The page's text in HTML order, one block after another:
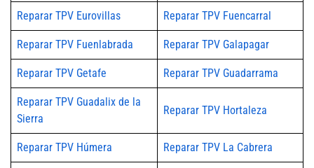
Reparar TPV Eurovillas Reparar TPV Fuencarral
Reparar TPV Fuenlabrada Reparar TPV Galapagar
Reparar TPV Getafe Reparar TPV Guadarrama
Reparar TPV Guadalix de la
Sierra
Reparar TPV Hortaleza
Reparar TPV Húmera Reparar TPV La Cabrera